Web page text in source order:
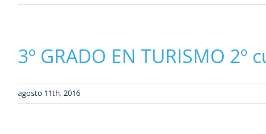
3º GRADO EN TURISMO 2º
agosto 11th, 2016